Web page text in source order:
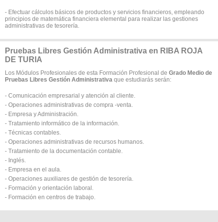
- Efectuar cálculos básicos de productos y servicios financieros, empleando
principios de matemática financiera elemental para realizar las gestiones
administrativas de tesorería.
Pruebas Libres Gestión Administrativa en RIBA ROJA
DE TURIA
Los Módulos Profesionales de esta Formación Profesional de Grado Medio de
Pruebas Libres Gestión Administrativa que estudiarás serán:
- Comunicación empresarial y atención al cliente.
- Operaciones administrativas de compra -venta.
- Empresa y Administración.
- Tratamiento informático de la información.
- Técnicas contables.
- Operaciones administrativas de recursos humanos.
- Tratamiento de la documentación contable.
- Inglés.
- Empresa en el aula.
- Operaciones auxiliares de gestión de tesorería.
- Formación y orientación laboral.
- Formación en centros de trabajo.